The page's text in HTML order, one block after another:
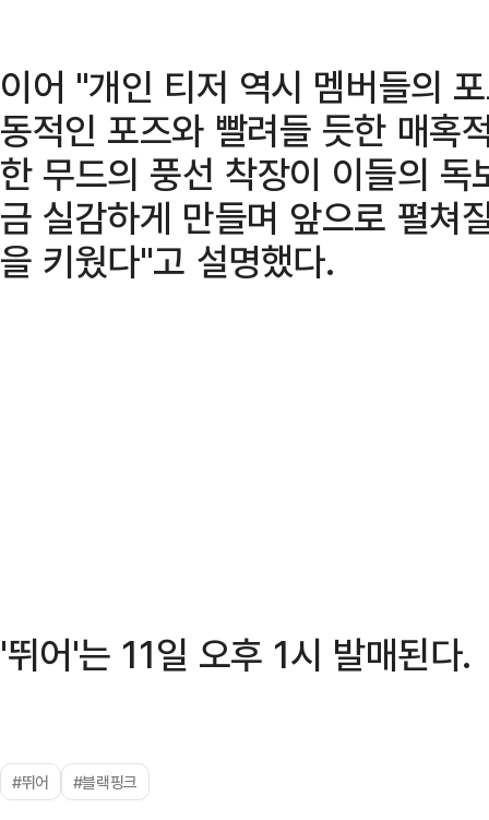
이어 "개인 티저 역시 멤버들의
동적인 포즈와 빨려들 듯한 매혹
한 무드의 풍선 착장이 이들의
금 실감하게 만들며 앞으로 펼쳐
을 키웠다"고 설명했다.
'뛰어'는 11일 오후 1시 발매된다.
#뛰어 #블랙핑크